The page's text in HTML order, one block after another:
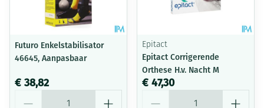
Futuro Enkelstabilisator
46645, Aanpasbaar
€ 38,82
Epitact
Epitact Corrigerende
Orthese H.v. Nacht M
€ 47,30